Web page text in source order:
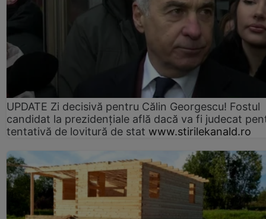
UPDATE Zi decisivă pentru Călin Georgescu! Fostul
candidat la prezidențiale află dacă va fi judecat
tentativă de lovitură de stat www.stirilekanald.ro